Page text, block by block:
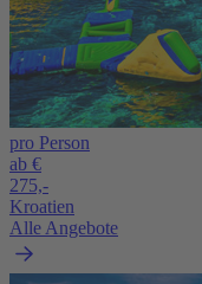
pro Person
ab €
275,-
Kroatien
Alle Angebote